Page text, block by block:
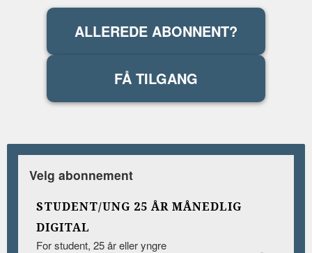
ALLEREDE ABONNENT?
FÅ TILGANG
Velg abonnement
STUDENT/UNG 25 ÅR MÅNEDLIG
DIGITAL
For student, 25 år eller yngre